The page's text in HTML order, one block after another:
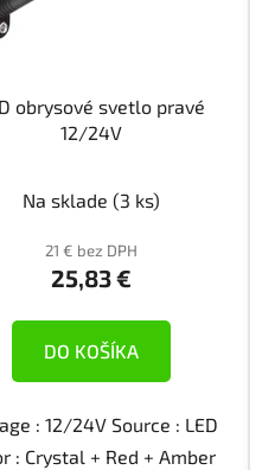
obrysové svetlo pravé
12/24V
Na sklade (3 ks)
21 € bez DPH
25,83 €
DO KOŠÍKA
: 12/24V Source : LED
: Crystal + Red + Amber